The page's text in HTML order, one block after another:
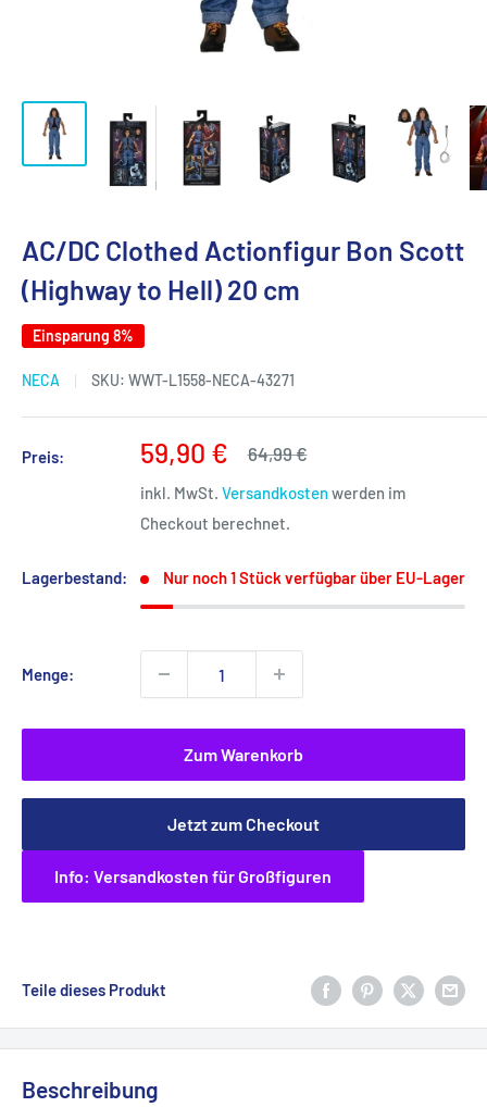
AC/DC Clothed Actionfigur Bon Scott
(Highway to Hell) 20 cm
Einsparung 8%
NECA SKU: WWT-L1558-NECA-43271
Preis: Sonderpreis
59,90 € Normalpreis
64,99 €
inkl. MwSt. Versandkostenwerden im
Checkout berechnet.
Lagerbestand: Nur noch 1 Stück verfügbar über EU-Lager
Menge:
Zum Warenkorb
Jetzt zum Checkout
Info: Versandkosten für Großfiguren
Teile dieses Produkt
Beschreibung